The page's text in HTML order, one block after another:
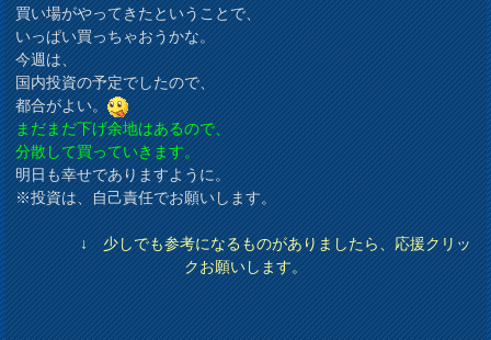
買い場がやってきたということで、
いっぱい買っちゃおうかな。
今週は、
国内投資の予定でしたので、
都合がよい。
まだまだ下げ余地はあるので、
分散して買っていきます。
明日も幸せでありますように。
※投資は、自己責任でお願いします。
↓ 少しでも参考になるものがありましたら、応援クリッ
クお願いします。